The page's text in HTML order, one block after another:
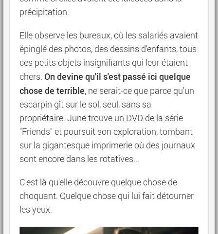
précipitation.
Elle observe les bureaux, où les salariés avaient
épinglé des photos, des dessins d'enfants, tous
ces petits objets insignifiants qui leur étaient
chers. On devine qu'il s'est passé ici quelque
chose de terrible, ne serait-ce que parce qu'un
escarpin gît sur le sol, seul, sans sa
propriétaire. June trouve un DVD de la série
"Friends" et poursuit son exploration, tombant
sur la gigantesque imprimerie où des journaux
sont encore dans les rotatives...
C'est là qu'elle découvre quelque chose de
choquant. Quelque chose qui lui fait détourner
les yeux.